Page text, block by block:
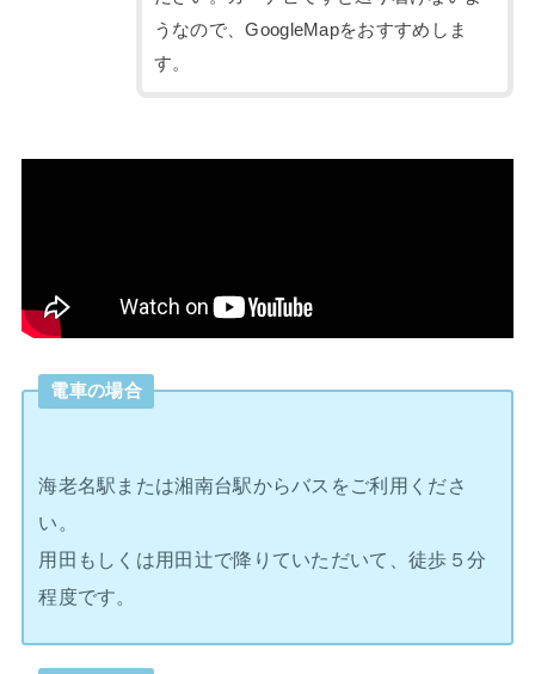
うなので、GoogleMapをおすすめしま
す。
電車の場合
海老名駅または湘南台駅からバスをご利用くださ
い。
用田もしくは用田辻で降りていただいて、徒歩５分
程度です。